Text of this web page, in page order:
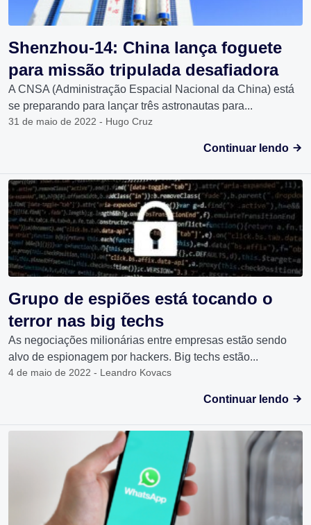
Shenzhou-14: China lança foguete
para missão tripulada desafiadora
A CNSA (Administração Espacial Nacional da China) está
se preparando para lançar três astronautas para...
31 de maio de 2022 - Hugo Cruz
Continuar lendo
Grupo de espiões está tocando o
terror nas big techs
As negociações milionárias entre empresas estão sendo
alvo de espionagem por hackers. Big techs estão...
4 de maio de 2022 - Leandro Kovacs
Continuar lendo